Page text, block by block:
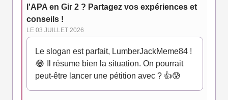
l'APA en Gir 2 ? Partagez vos expériences et
conseils !
LE 03 JUILLET 2026
Le slogan est parfait, LumberJackMeme84 !
😂 Il résume bien la situation. On pourrait
peut-être lancer une pétition avec ? 👍😰